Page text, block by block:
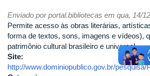
Enviado porportal.bibliotecas em qua, 14/
Permite acesso às obras literárias,
forma de textos, sons, imagens e vídeos),
patrimônio cultural brasileiro e universal.
Site:
http://www.dominiopublico.gov.br/